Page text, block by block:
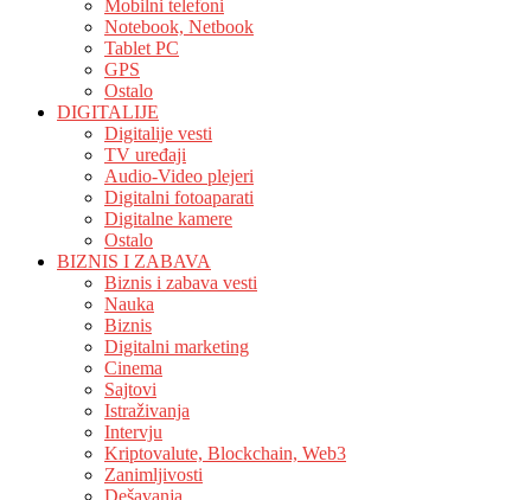
Mobilni telefoni
Notebook, Netbook
Tablet PC
GPS
Ostalo
DIGITALIJE
Digitalije vesti
TV uređaji
Audio-Video plejeri
Digitalni fotoaparati
Digitalne kamere
Ostalo
BIZNIS I ZABAVA
Biznis i zabava vesti
Nauka
Biznis
Digitalni marketing
Cinema
Sajtovi
Istraživanja
Intervju
Kriptovalute, Blockchain, Web3
Zanimljivosti